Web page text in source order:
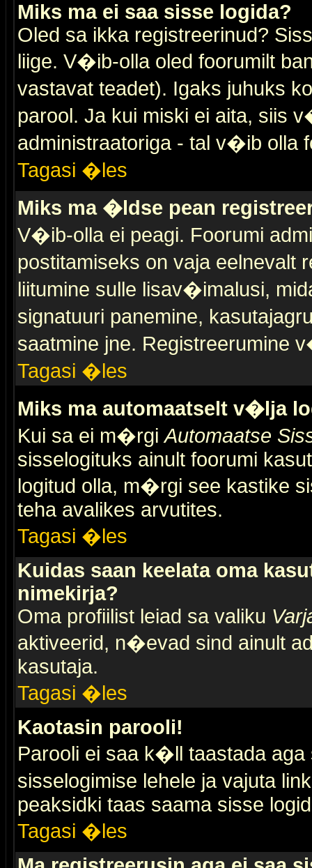
Miks ma ei saa sisse logida?
Oled sa ikka registreerinud?
liige. V�ib-olla oled foorumilt
vastavat teadet). Igaks juhuks
parool. Ja kui miski ei aita, siis
administraatoriga - tal v�ib olla
Tagasi �les
Miks ma �ldse pean
V�ib-olla ei peagi. Foorumi
postitamiseks on vaja eelnevalt
liitumine sulle lisav�imalusi,
signatuuri panemine,
saatmine jne. Registreerumine
Tagasi �les
Miks ma automaatselt v�lja
Kui sa ei m�rgiAutomaatse
sisselogituks ainult foorumi
logitud olla, m�rgi see kastike
teha avalikes arvutites.
Tagasi �les
Kuidas saan keelata oma
nimekirja?
Oma profiilist leiad sa valiku
aktiveerid, n�evad sind ainult
kasutaja.
Tagasi �les
Kaotasin parooli!
Parooli ei saa k�ll taastada aga
sisselogimise lehele ja vajuta
peaksidki taas saama sisse
Tagasi �les